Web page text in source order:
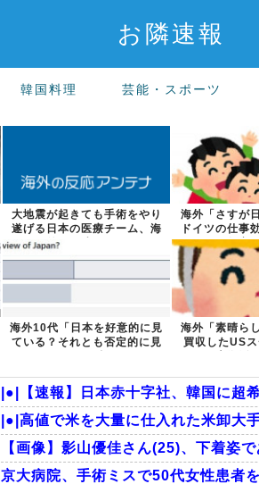
お隣速報
韓国料理 芸能・スポーツ
大地震が起きても手術をやり
遂げる日本の医療チーム、海
外でも凄すぎ...
海外「さすが
ドイツの仕事
る数字
海外10代「日本を好意的に見
ている？それとも否定的に見
海外「素晴ら
買収したUS
|●|【速報】日本赤十字社、韓国に超
|●|高値で米を大量に仕入れた米卸大
【画像】影山優佳さん(25)、下着姿
京大病院、手術ミスで50代女性患者